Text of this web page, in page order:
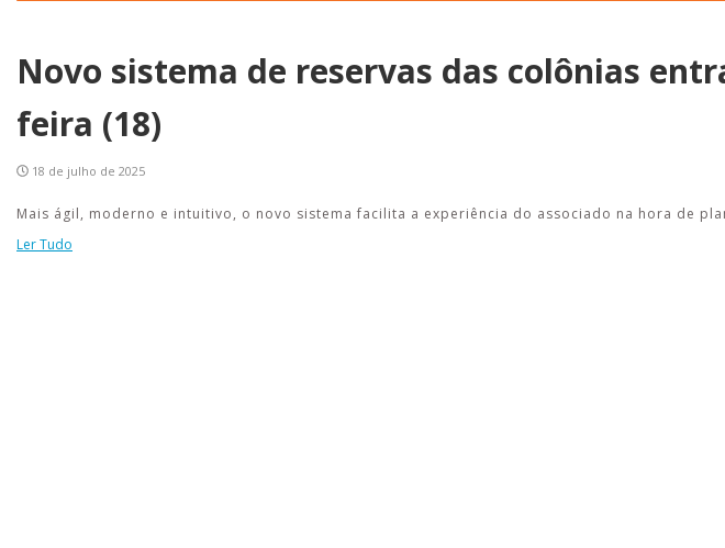
Novo sistema de reservas das colônias
feira (18)
18 de julho de 2025
Mais ágil, moderno e intuitivo, o novo sistema facilita a experiência do associado na hora de
Ler Tudo